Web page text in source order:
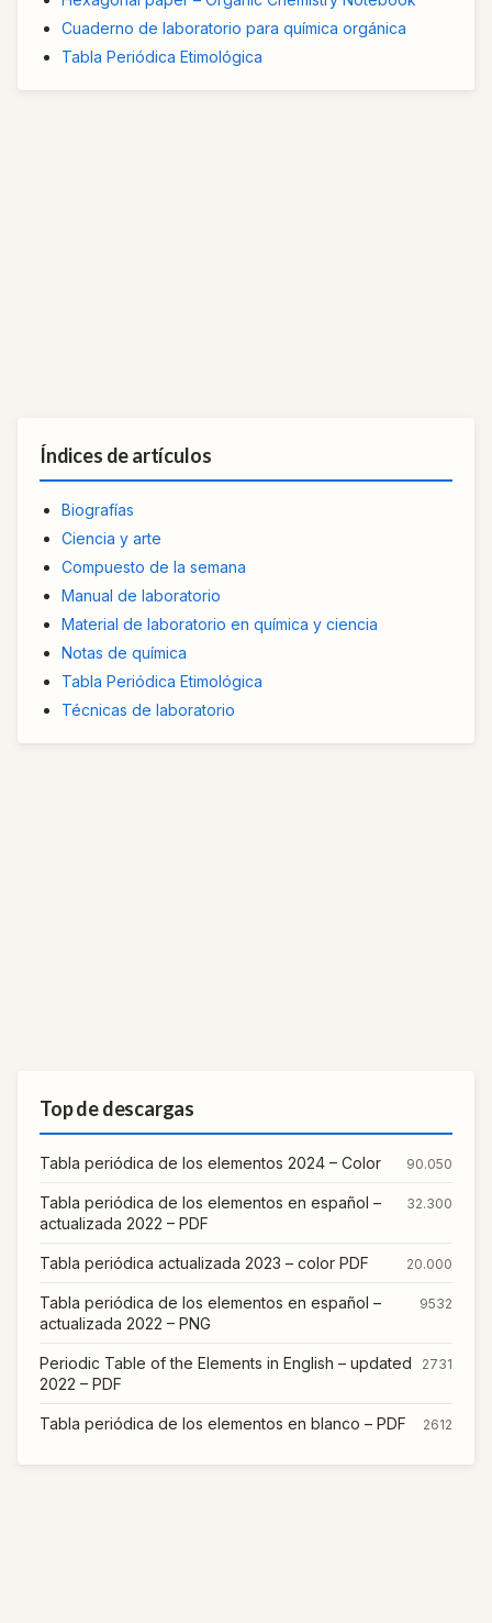
Cuaderno de laboratorio para química orgánica
Tabla Periódica Etimológica
Índices de artículos
Biografías
Ciencia y arte
Compuesto de la semana
Manual de laboratorio
Material de laboratorio en química y ciencia
Notas de química
Tabla Periódica Etimológica
Técnicas de laboratorio
Top de descargas
Tabla periódica de los elementos 2024 – Color 90.050
Tabla periódica de los elementos en español –
actualizada 2022 – PDF
32.300
Tabla periódica actualizada 2023 – color PDF 20.000
Tabla periódica de los elementos en español –
actualizada 2022 – PNG
9532
Periodic Table of the Elements in English – updated
2022 – PDF
2731
Tabla periódica de los elementos en blanco – PDF 2612